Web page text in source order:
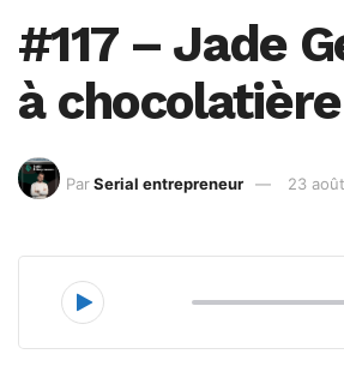
#117 – Jade
à chocolatière
Par Serial entrepreneur 23